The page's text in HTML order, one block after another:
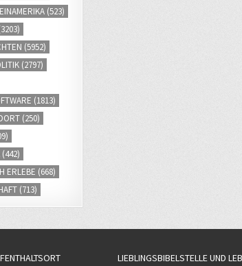
(523)
(5952)
(2797)
(1813)
(250)
(442)
ERLEBE (668)
(713)
LIEBLINGSBIBELSTELLE UND